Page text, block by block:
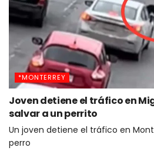
*MONTERREY
Joven detiene el tráfico en
salvar a un perrito
Un joven detiene el tráfico en
perro